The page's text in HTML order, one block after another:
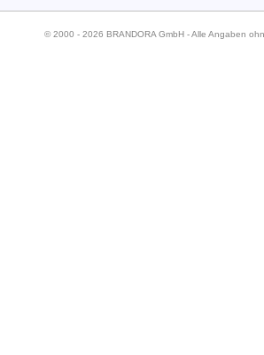
© 2000 - 2026 BRANDORA GmbH - Alle Angaben